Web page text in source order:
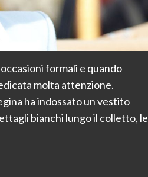
formali e quando
molta attenzione.
ha indossato un vestito
bianchi lungo il colletto, le